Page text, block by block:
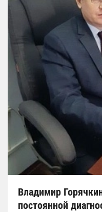
Владимир
постоянной